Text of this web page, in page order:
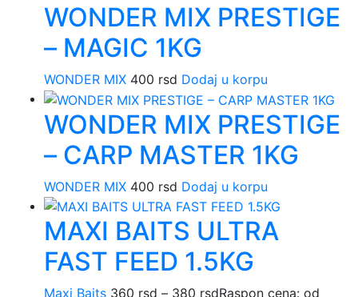
WONDER MIX PRESTIGE
– MAGIC 1KG
WONDER MIX 400 rsd Dodaj u korpu
WONDER MIX PRESTIGE
– CARP MASTER 1KG
WONDER MIX 400 rsd Dodaj u korpu
MAXI BAITS ULTRA
FAST FEED 1.5KG
Maxi Baits 360 rsd – 380 rsdRaspon cena: od